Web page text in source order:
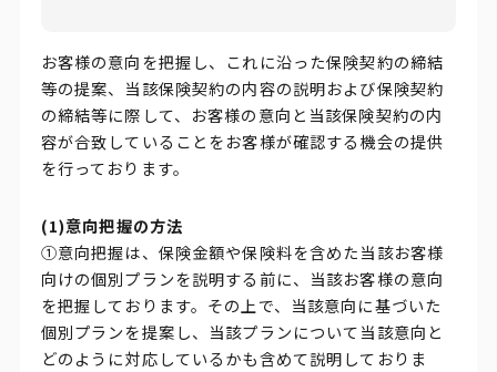
お客様の意向を把握し、これに沿った保険契約の締結
等の提案、当該保険契約の内容の説明および保険契約
の締結等に際して、お客様の意向と当該保険契約の内
容が合致していることをお客様が確認する機会の提供
を行っております。
(1)意向把握の方法
①意向把握は、保険金額や保険料を含めた当該お客様
向けの個別プランを説明する前に、当該お客様の意向
を把握しております。その上で、当該意向に基づいた
個別プランを提案し、当該プランについて当該意向と
どのように対応しているかも含めて説明しておりま